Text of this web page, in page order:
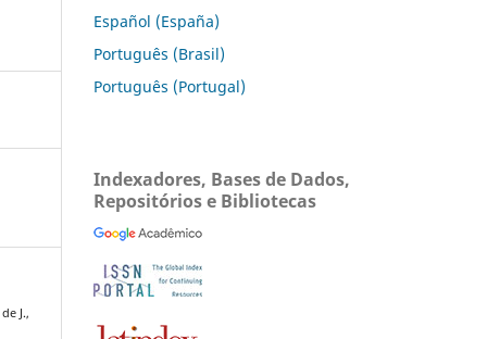
J.,
Español (España)
Português (Brasil)
Português (Portugal)
Indexadores, Bases de Dados,
Repositórios e Bibliotecas